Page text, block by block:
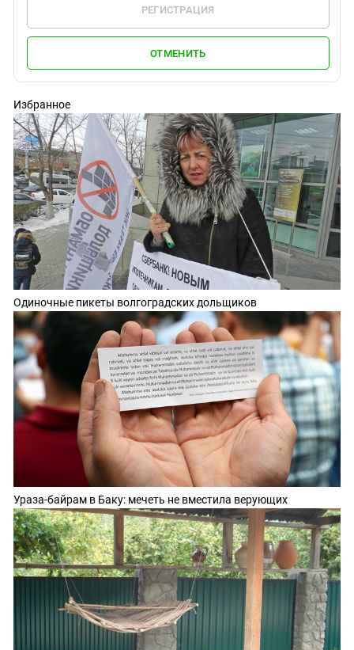
РЕГИСТРАЦИЯ
ОТМЕНИТЬ
Избранное
Одиночные пикеты волгоградских дольщиков
Ураза-байрам в Баку: мечеть не вместила верующих